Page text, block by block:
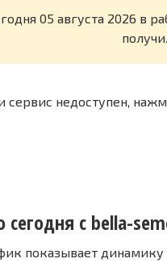
05 августа 2026 в
сервис недоступен,
сегодня с bella-
показывает